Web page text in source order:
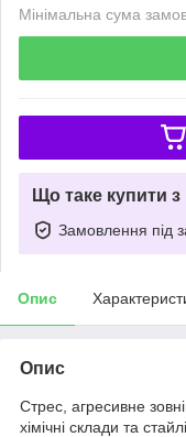
Мінімальна сума
Що таке купити
Замовлення під
Опис
Опис
Стрес, агресивне
хімічні склади та